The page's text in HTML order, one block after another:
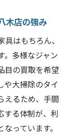
木店の強み
はもちろん、
。多様なジャン
目の買取を希望
や大掃除のタイ
えるため、手間
する体制が、利
っています。